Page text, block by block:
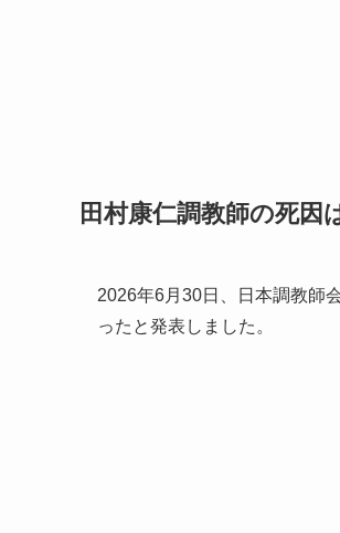
田村康仁調教師の死因
2026年6月30日、日本調教師
ったと発表しました。